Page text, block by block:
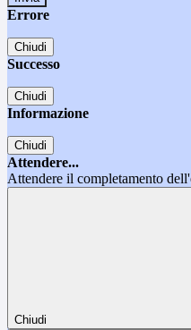
Errore
Chiudi
Successo
Chiudi
Informazione
Chiudi
Attendere...
Attendere il completamento
Chiudi